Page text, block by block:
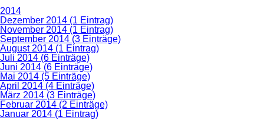
2014
Dezember 2014 (1 Eintrag)
November 2014 (1 Eintrag)
September 2014 (3 Einträge)
August 2014 (1 Eintrag)
Juli 2014 (6 Einträge)
Juni 2014 (6 Einträge)
Mai 2014 (5 Einträge)
April 2014 (4 Einträge)
März 2014 (3 Einträge)
Februar 2014 (2 Einträge)
Januar 2014 (1 Eintrag)